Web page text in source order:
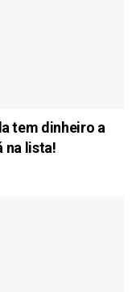
tem dinheiro a
na lista!